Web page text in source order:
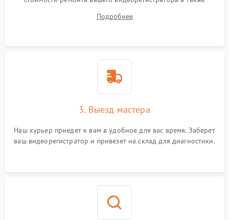
1000 ₽ Подробнее →
500 ₽
Неисправность
индикаторов
300 ₽ Подробнее →
Подробнее
3. Выезд мастера
Наш курьер приедет к вам в удобное для вас время. Заберет
ваш видеорегистратор и привезет на склад для диагностики.